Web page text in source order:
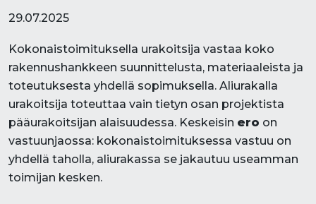
29.07.2025
Kokonaistoimituksella urakoitsija vastaa koko
rakennushankkeen suunnittelusta, materiaaleista ja
toteutuksesta yhdellä sopimuksella. Aliurakalla
urakoitsija toteuttaa vain tietyn osan projektista
pääurakoitsijan alaisuudessa. Keskeisin ero on
vastuunjaossa: kokonaistoimituksessa vastuu on
yhdellä taholla, aliurakassa se jakautuu useamman
toimijan kesken.